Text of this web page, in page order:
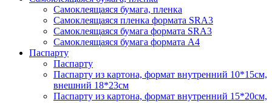
Самоклеящаяся бумага, пленка
Самоклеящаяся пленка формата SRА3
Самоклеящаяся бумага формата SRА3
Самоклеящаяся бумага формата А4
Паспарту
Паспарту
Паспарту из картона, формат внутренний 10*15см,
внешний 18*23см
Паспарту из картона, формат внутренний 15*20см,